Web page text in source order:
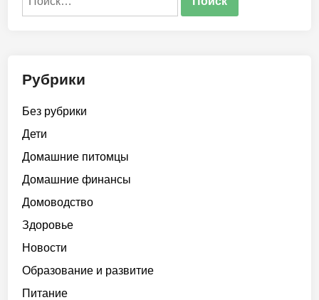
Рубрики
Без рубрики
Дети
Домашние питомцы
Домашние финансы
Домоводство
Здоровье
Новости
Образование и развитие
Питание